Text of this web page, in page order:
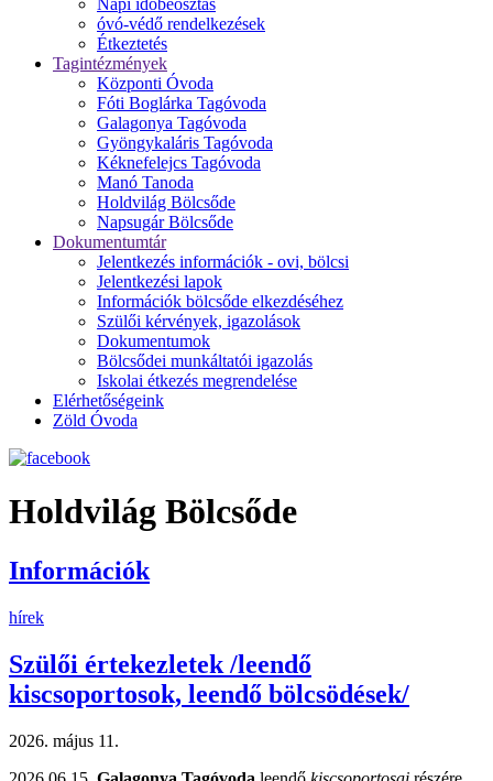
Napi időbeosztás
óvó-védő rendelkezések
Étkeztetés
Tagintézmények
Központi Óvoda
Fóti Boglárka Tagóvoda
Galagonya Tagóvoda
Gyöngykaláris Tagóvoda
Kéknefelejcs Tagóvoda
Manó Tanoda
Holdvilág Bölcsőde
Napsugár Bölcsőde
Dokumentumtár
Jelentkezés információk - ovi, bölcsi
Jelentkezési lapok
Információk bölcsőde elkezdéséhez
Szülői kérvények, igazolások
Dokumentumok
Bölcsődei munkáltatói igazolás
Iskolai étkezés megrendelése
Elérhetőségeink
Zöld Óvoda
Holdvilág Bölcsőde
Információk
hírek
Szülői értekezletek /leendő
kiscsoportosok, leendő bölcsödések/
2026. május 11.